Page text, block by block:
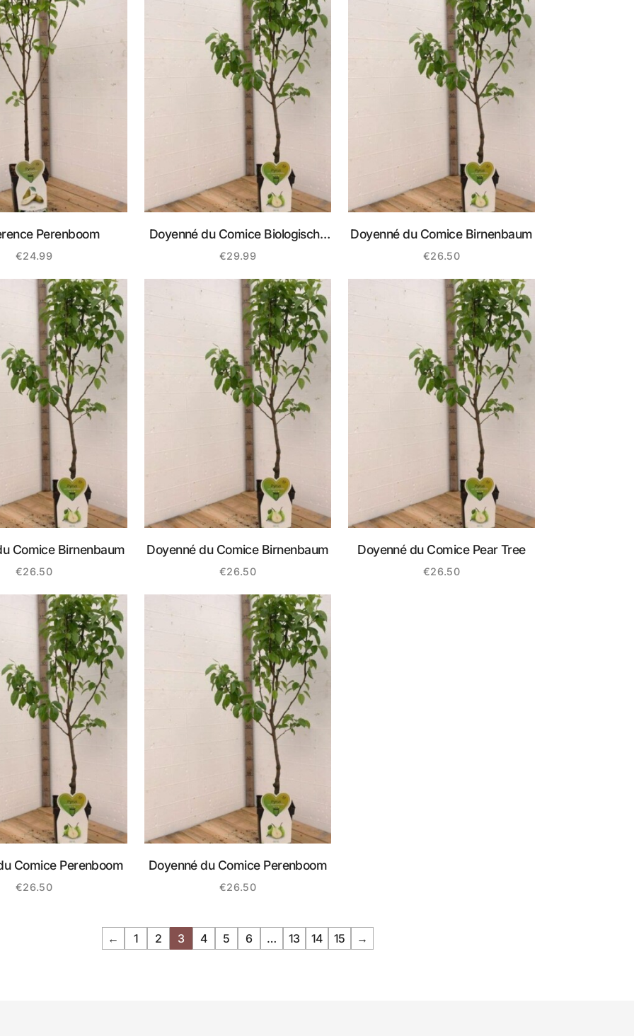
Perenboom
€24.99
Doyenné du Comice Biologische
Perenboom
€29.99
Doyenné du Comice Birnenbaum
€26.50
Comice Birnenbaum
€26.50
Doyenné du Comice Birnenbaum
€26.50
Doyenné du Comice Pear Tree
€26.50
Comice Perenboom
€26.50
Doyenné du Comice Perenboom
€26.50
← 1 2 3 4 5 6 … 13 14 15 →